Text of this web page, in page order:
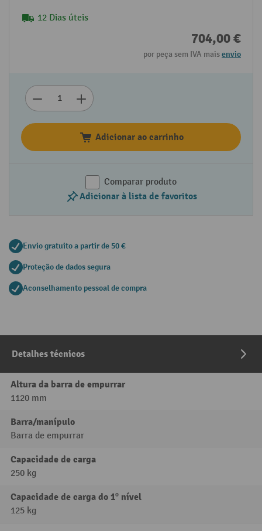
12 Dias úteis
704,00 €
por peça sem IVA maisenvio
Adicionar ao carrinho
Comparar produto
Adicionar à lista de favoritos
Envio gratuito a partir de 50 €
Proteção de dados segura
Aconselhamento pessoal de compra
Detalhes técnicos
Altura da barra de empurrar
1120 mm
Barra/manípulo
Barra de empurrar
Capacidade de carga
250 kg
Capacidade de carga do 1º nível
125 kg